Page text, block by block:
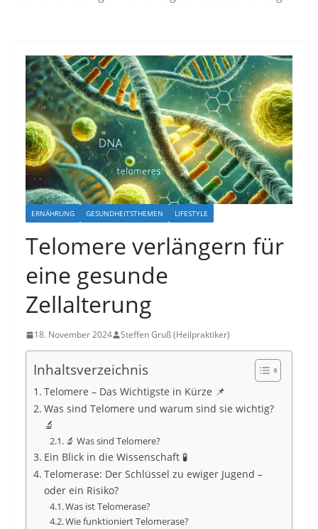
ERNÄHRUNG GESUNDHEITSTHEMEN LIFESTYLE
Telomere verlängern für
eine gesunde
Zellalterung
18. November 2024 Steffen Gruß (Heilpraktiker)
Inhaltsverzeichnis
Telomere – Das Wichtigste in Kürze 📌
Was sind Telomere und warum sind sie wichtig?
🔬
🔬 Was sind Telomere?
Ein Blick in die Wissenschaft 🧪
Telomerase: Der Schlüssel zu ewiger Jugend –
oder ein Risiko?
Was ist Telomerase?
Wie funktioniert Telomerase?